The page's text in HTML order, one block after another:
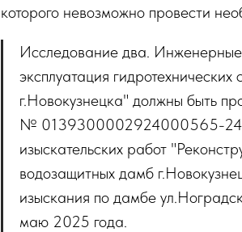
которого невозможно провести
Исследование два.
эксплуатация
г.Новокузнецка" должны быть
№ 0139300002924000565-24
изыскательских работ
водозащитных дамб
изыскания по дамбе
маю 2025 года.